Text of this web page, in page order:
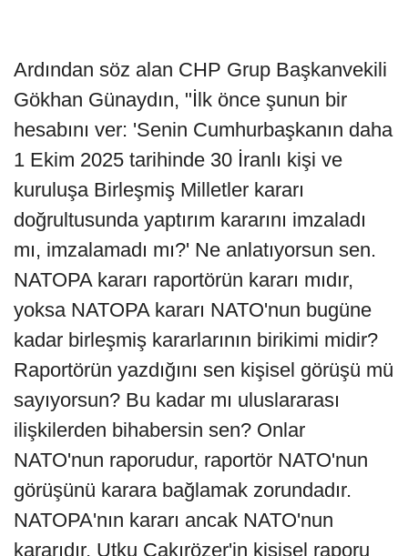
Ardından söz alan CHP Grup Başkanvekili
Gökhan Günaydın, "İlk önce şunun bir
hesabını ver: 'Senin Cumhurbaşkanın daha
1 Ekim 2025 tarihinde 30 İranlı kişi ve
kuruluşa Birleşmiş Milletler kararı
doğrultusunda yaptırım kararını imzaladı
mı, imzalamadı mı?' Ne anlatıyorsun sen.
NATOPA kararı raportörün kararı mıdır,
yoksa NATOPA kararı NATO'nun bugüne
kadar birleşmiş kararlarının birikimi midir?
Raportörün yazdığını sen kişisel görüşü mü
sayıyorsun? Bu kadar mı uluslararası
ilişkilerden bihabersin sen? Onlar
NATO'nun raporudur, raportör NATO'nun
görüşünü karara bağlamak zorundadır.
NATOPA'nın kararı ancak NATO'nun
kararıdır, Utku Çakırözer'in kişisel raporu